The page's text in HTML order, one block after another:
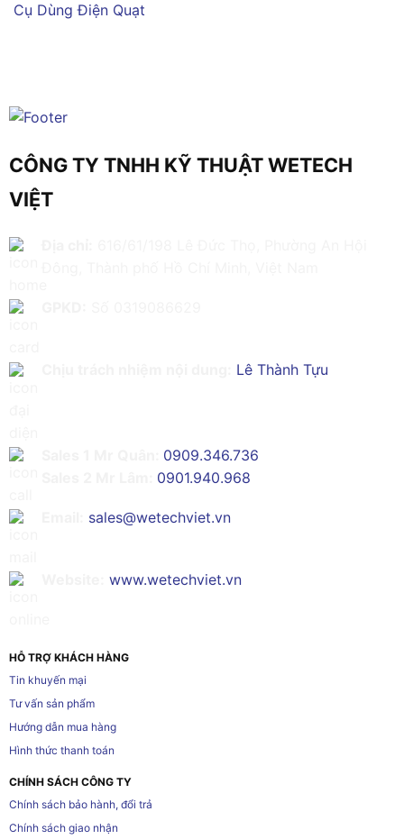
Cụ Dùng Điện Quạt
CÔNG TY TNHH KỸ THUẬT WETECH
VIỆT
Lê Thành Tựu
0909.346.736
0901.940.968
sales@wetechviet.vn
www.wetechviet.vn
HỖ TRỢ KHÁCH HÀNG
Tin khuyến mại
Tư vấn sản phẩm
Hướng dẫn mua hàng
Hình thức thanh toán
CHÍNH SÁCH CÔNG TY
Chính sách bảo hành, đổi trả
Chính sách giao nhận